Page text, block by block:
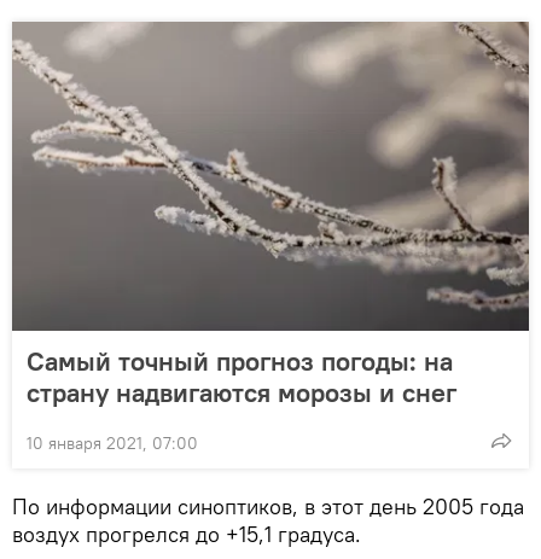
Самый точный прогноз погоды: на
страну надвигаются морозы и снег
10 января 2021, 07:00
По информации синоптиков, в этот день 2005 года
воздух прогрелся до +15,1 градуса.